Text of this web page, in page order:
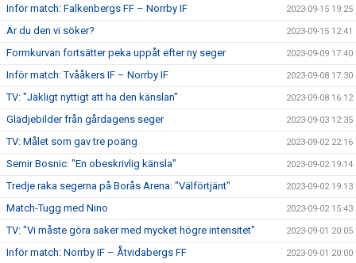
Inför match: Falkenbergs FF – Norrby IF 2023-09-15 19:25
Är du den vi söker? 2023-09-15 12:41
Formkurvan fortsätter peka uppåt efter ny seger 2023-09-09 17:40
Inför match: Tvååkers IF – Norrby IF 2023-09-08 17:30
TV: "Jäkligt nyttigt att ha den känslan" 2023-09-08 16:12
Glädjebilder från gårdagens seger 2023-09-03 12:35
TV: Målet som gav tre poäng 2023-09-02 22:16
Semir Bosnic: "En obeskrivlig känsla" 2023-09-02 19:14
Tredje raka segerna på Borås Arena: "Välförtjänt" 2023-09-02 19:13
Match-Tugg med Nino 2023-09-02 15:43
TV: "Vi måste göra saker med mycket högre intensitet" 2023-09-01 20:05
Inför match: Norrby IF – Åtvidabergs FF 2023-09-01 20:00